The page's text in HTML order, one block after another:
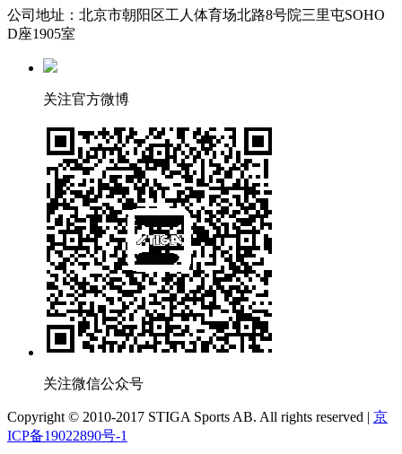
公司地址：北京市朝阳区工人体育场北路8号院三里屯SOHO
D座1905室
关注官方微博
关注微信公众号
Copyright © 2010-2017 STIGA Sports AB. All rights reserved | 京
ICP备19022890号-1